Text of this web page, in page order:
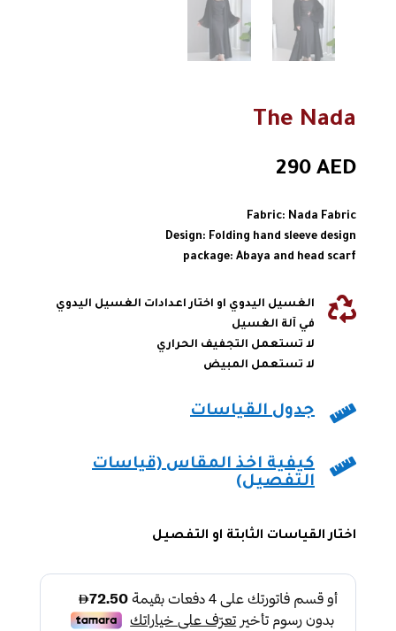
The Nada
290AED
Fabric: Nada Fabric
Design: Folding hand sleeve design
package: Abaya and head scarf

الغسيل اليدوي او اختار اعدادات الغسيل اليدوي
في آلة الغسيل
لا تستعمل التجفيف الحراري
لا تستعمل المبيض
 جدول القياسات

كيفية اخذ المقاس (قياسات
التفصيل)
اختار القياسات الثابتة او التفصيل